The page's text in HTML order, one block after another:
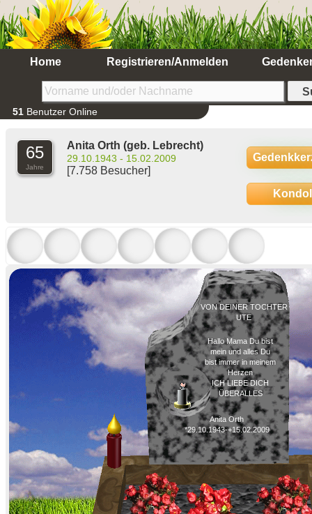
Home Registrieren/Anmelden
51 Benutzer Online
65
Jahre
Anita Orth (geb. Lebrecht)
29.10.1943 - 15.02.2009
[7.758 Besucher]
Anita Orth
*29.10.1943-+15.02.2009
Hallo Mama Du bist
mein und alles Du
bist immer in meinem
Herzen
ICH LIEBE DICH
ÜBERALLES
VON DEINER TOCHTER
UTE